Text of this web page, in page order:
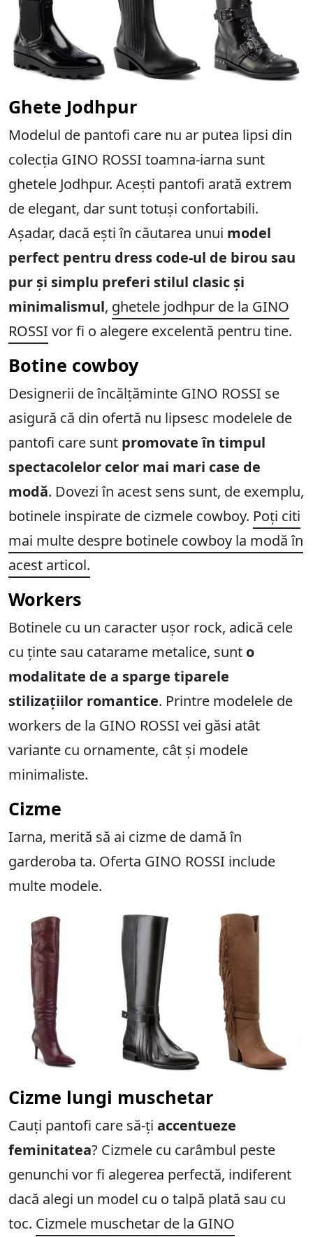
Ghete Jodhpur
Modelul de pantofi care nu ar putea lipsi din
colecția GINO ROSSI toamna-iarna sunt
ghetele Jodhpur. Acești pantofi arată extrem
de elegant, dar sunt totuși confortabili.
Așadar, dacă ești în căutarea unui model
perfect pentru dress code-ul de birou sau
pur și simplu preferi stilul clasic și
minimalismul, ghetele jodhpur de la GINO
ROSSI vor fi o alegere excelentă pentru tine.
Botine cowboy
Designerii de încălțăminte GINO ROSSI se
asigură că din ofertă nu lipsesc modelele de
pantofi care sunt promovate în timpul
spectacolelor celor mai mari case de
modă. Dovezi în acest sens sunt, de exemplu,
botinele inspirate de cizmele cowboy. Poți citi
mai multe despre botinele cowboy la modă în
acest articol.
Workers
Botinele cu un caracter ușor rock, adică cele
cu ținte sau catarame metalice, sunt o
modalitate de a sparge tiparele
stilizațiilor romantice. Printre modelele de
workers de la GINO ROSSI vei găsi atât
variante cu ornamente, cât și modele
minimaliste.
Cizme
Iarna, merită să ai cizme de damă în
garderoba ta. Oferta GINO ROSSI include
multe modele.
Cizme lungi muschetar
Cauți pantofi care să-ți accentueze
feminitatea? Cizmele cu carâmbul peste
genunchi vor fi alegerea perfectă, indiferent
dacă alegi un model cu o talpă plată sau cu
toc. Cizmele muschetar de la GINO